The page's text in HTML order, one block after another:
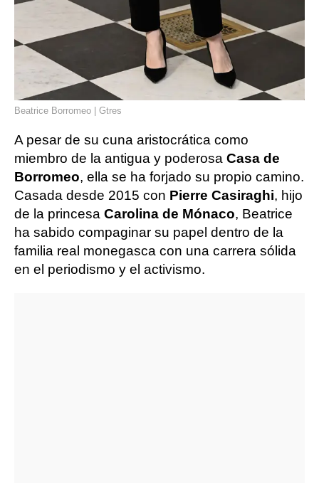
Beatrice Borromeo | Gtres
A pesar de su cuna aristocrática como
miembro de la antigua y poderosa Casa de
Borromeo, ella se ha forjado su propio camino.
Casada desde 2015 con Pierre Casiraghi, hijo
de la princesa Carolina de Mónaco, Beatrice
ha sabido compaginar su papel dentro de la
familia real monegasca con una carrera sólida
en el periodismo y el activismo.